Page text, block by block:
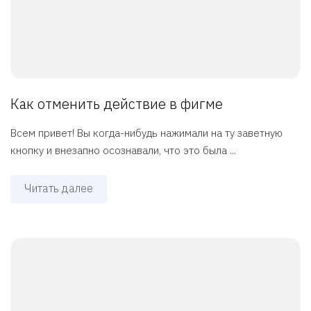
Как отменить действие в фигме
Всем привет! Вы когда-нибудь нажимали на ту заветную
кнопку и внезапно осознавали, что это была ...
Читать далее